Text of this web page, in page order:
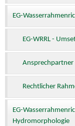
EG-
EG-WRRL -
Ansprechpartner
Rechtlicher
EG-
Hydromorphologie